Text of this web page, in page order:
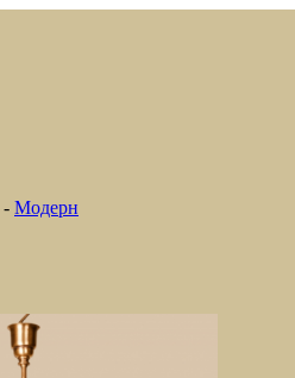
- Модерн